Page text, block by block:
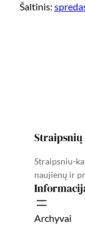
Šaltinis:
Straipsnių
Straipsniu-
naujienų ir
Archyvai